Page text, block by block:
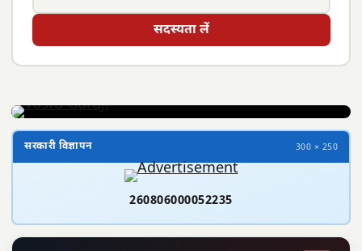
सदस्यता लें
सरकारी विज्ञापन 300 × 250
260806000052235